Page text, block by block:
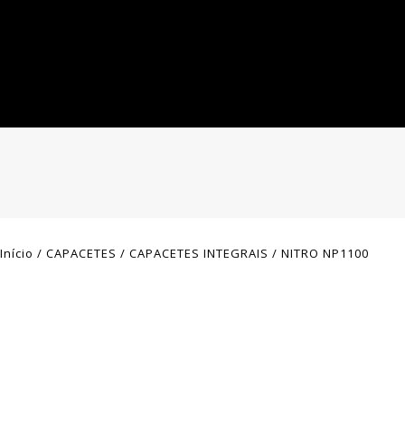
Início / CAPACETES / CAPACETES INTEGRAIS / NITRO NP1100